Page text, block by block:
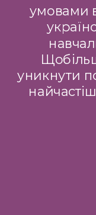
умовами
уникнути